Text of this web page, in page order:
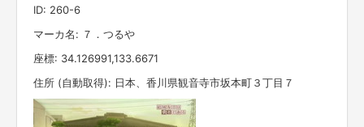
ID: 260-6
マーカ名: ７．つるや
座標: 34.126991,133.6671
住所 (自動取得): 日本、香川県観音寺市坂本町３丁目７